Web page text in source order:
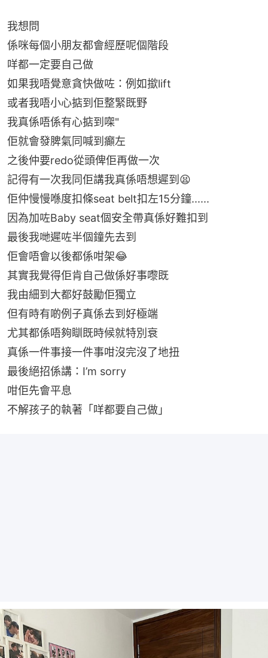
我想問
係咪每個小朋友都會經歷呢個階段
咩都一定要自己做
如果我唔覺意貪快做咗：例如撳lift
或者我唔小心掂到佢整緊既野
我真係唔係有心掂到㗎"
佢就會發脾氣同喊到癲左
之後仲要redo從頭俾佢再做一次
記得有一次我同佢講我真係唔想遲到😫
佢仲慢慢喺度扣條seat belt扣左15分鐘......
因為加咗Baby seat個安全帶真係好難扣到
最後我哋遲咗半個鐘先去到
佢會唔會以後都係咁架😂
其實我覺得佢肯自己做係好事嚟既
我由細到大都好鼓勵佢獨立
但有時有啲例子真係去到好極端
尤其都係唔夠瞓既時候就特別衰
真係一件事接一件事咁沒完沒了地扭
最後絕招係講：I’m sorry
咁佢先會平息
不解孩子的執著「咩都要自己做」